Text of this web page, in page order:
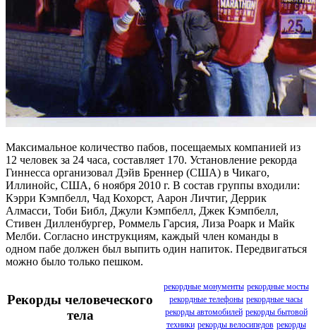
Максимальное количество пабов, посещаемых компанией из
12 человек за 24 часа, составляет 170. Установление рекорда
Гиннесса организовал Дэйв Бреннер (США) в Чикаго,
Иллинойс, США, 6 ноября 2010 г. В состав группы входили:
Кэрри Кэмпбелл, Чад Кохорст, Аарон Личтиг, Деррик
Алмасси, Тоби Библ, Джули Кэмпбелл, Джек Кэмпбелл,
Стивен Дилленбургер, Роммель Гарсия, Лиза Роарк и Майк
Мелби. Согласно инструкциям, каждый член команды в
одном пабе должен был выпить один напиток. Передвигаться
можно было только пешком.
Рекорды человеческого
тела
рекордные монументы рекордные мосты
рекордные телефоны рекордные часы
рекорды автомобилей рекорды бытовой
техники рекорды велосипедов рекорды